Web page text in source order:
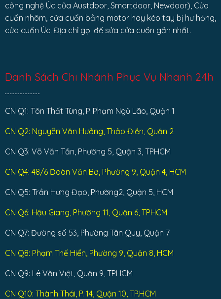
công nghệ Úc của Austdoor, Smartdoor, Newdoor), Cửa
cuốn nhôm, cửa cuốn bằng motor hay kéo tay bị hư hỏng,
cửa cuốn Úc. Địa chỉ gọi để sửa cửa cuốn gần nhất.
Danh Sách Chi Nhánh Phục Vụ Nhanh 24h
CN Q1: Tôn Thất Tùng, P. Phạm Ngũ Lão, Quận 1
CN Q2: Nguyễn Văn Hưởng, Thảo Điền, Quận 2
CN Q3: Võ Văn Tần, Phường 5, Quận 3, TPHCM
CN Q4: 48/6 Đoàn Văn Bơ, Phường 9, Quận 4, HCM
CN Q5: Trần Hưng Đạo, Phường2, Quận 5, HCM
CN Q6: Hậu Giang, Phường 11, Quận 6, TPHCM
CN Q7: Đường số 53, Phường Tân Quy, Quận 7
CN Q8: Phạm Thế Hiển, Phường 9, Quận 8, HCM
CN Q9: Lê Văn Việt, Quận 9, TPHCM
CN Q10: Thành Thái, P. 14, Quận 10, TP.HCM